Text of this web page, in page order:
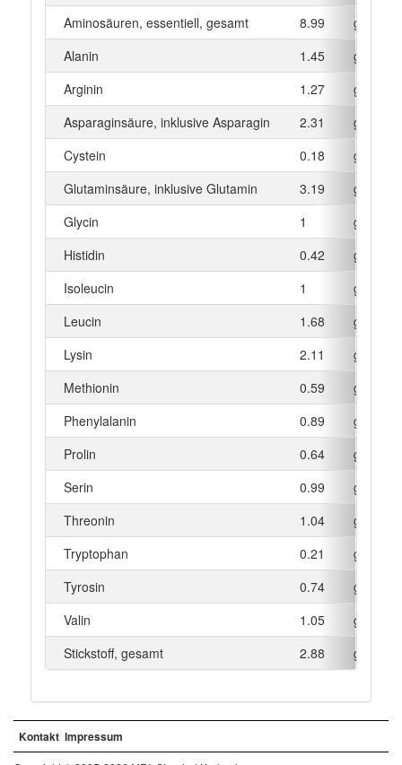
Aminosäuren, essentiell, gesamt
8.99
g
Alanin
1.45
g
Arginin
1.27
g
Asparaginsäure, inklusive Asparagin
2.31
g
Cystein
0.18
g
Glutaminsäure, inklusive Glutamin
3.19
g
Glycin
1
g
Histidin
0.42
g
Isoleucin
1
g
Leucin
1.68
g
Lysin
2.11
g
Methionin
0.59
g
Phenylalanin
0.89
g
Prolin
0.64
g
Serin
0.99
g
Threonin
1.04
g
Tryptophan
0.21
g
Tyrosin
0.74
g
Valin
1.05
g
Stickstoff, gesamt
2.88 g
Kontakt Impressum